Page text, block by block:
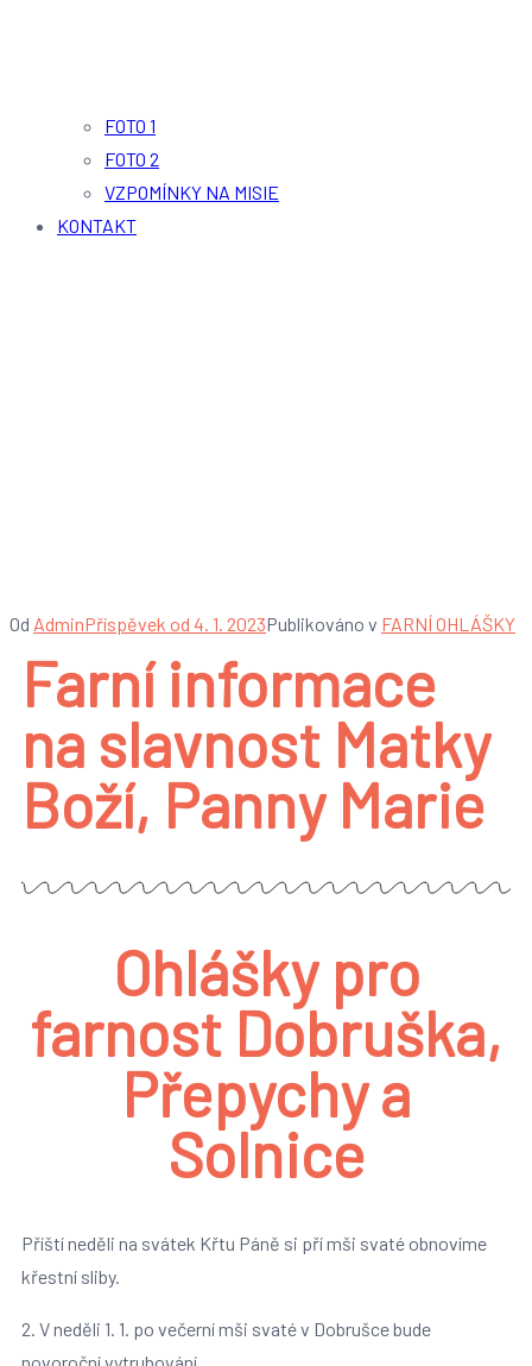
FOTO 1
FOTO 2
VZPOMÍNKY NA MISIE
KONTAKT
Od AdminPříspěvek od 4. 1. 2023Publikováno v FARNÍ OHLÁŠKY
Farní informace
na slavnost Matky
Boží, Panny Marie
Ohlášky pro
farnost Dobruška,
Přepychy a
Solnice
Příští neděli na svátek Křtu Páně si pří mši svaté obnovíme
křestní sliby.
2. V neděli 1. 1. po večerní mši svaté v Dobrušce bude
novoroční vytrubování.